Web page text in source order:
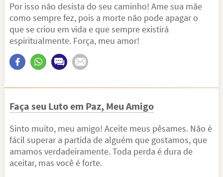
Por isso não desista do seu caminho! Ame sua mãe
como sempre fez, pois a morte não pode apagar o
que se criou em vida e que sempre existirá
espiritualmente. Força, meu amor!
Faça seu Luto em Paz, Meu Amigo
Sinto muito, meu amigo! Aceite meus pêsames. Não é
fácil superar a partida de alguém que gostamos, que
amamos verdadeiramente. Toda perda é dura de
aceitar, mas você é forte.